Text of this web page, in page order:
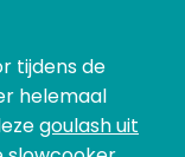
tijdens de
helemaal
goulash uit